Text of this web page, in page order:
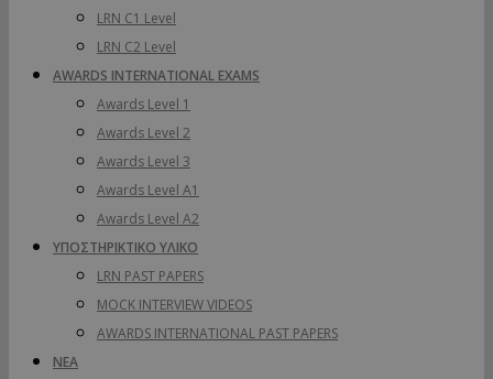
LRN C1 Level
LRN C2 Level
AWARDS INTERNATIONAL EXAMS
Awards Level 1
Awards Level 2
Awards Level 3
Awards Level A1
Awards Level A2
ΥΠΟΣΤΗΡΙΚΤΙΚΟ ΥΛΙΚΟ
LRN PAST PAPERS
MOCK INTERVIEW VIDEOS
AWARDS INTERNATIONAL PAST PAPERS
ΝΕΑ